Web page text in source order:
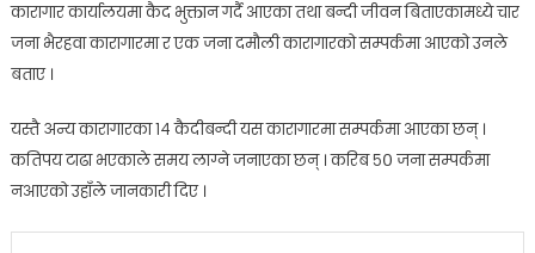
कारागार कार्यालयमा कैद भुक्तान गर्दै आएका तथा बन्दी जीवन बिताएकामध्ये चार
जना भैरहवा कारागारमा र एक जना दमौली कारागारको सम्पर्कमा आएको उनले
बताए ।
यस्तै अन्य कारागारका १४ कैदीबन्दी यस कारागारमा सम्पर्कमा आएका छन् ।
कतिपय टाढा भएकाले समय लाग्ने जनाएका छन् । करिब ५० जना सम्पर्कमा
नआएको उहाँले जानकारी दिए ।